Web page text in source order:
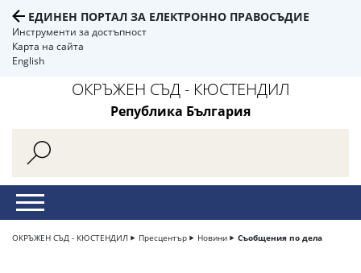
ЕДИНЕН ПОРТАЛ ЗА ЕЛЕКТРОННО ПРАВОСЪДИЕ
Инструменти за достъпност
Карта на сайта
English
ОКРЪЖЕН СЪД - КЮСТЕНДИЛ
Република България
ОКРЪЖЕН СЪД - КЮСТЕНДИЛ Пресцентър Новини Съобщения по дела